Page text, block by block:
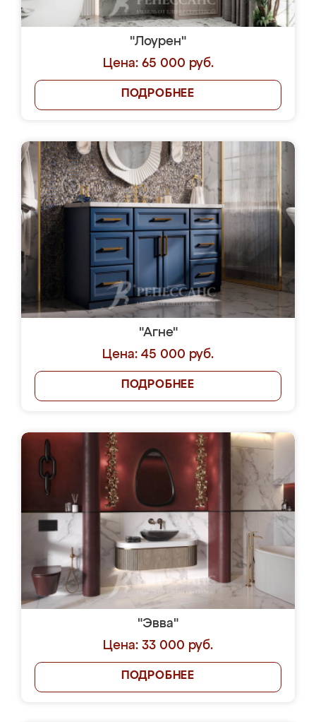
"Лоурен"
Цена: 65 000 руб.
ПОДРОБНЕЕ
"Агне"
Цена: 45 000 руб.
ПОДРОБНЕЕ
"Эвва"
Цена: 33 000 руб.
ПОДРОБНЕЕ